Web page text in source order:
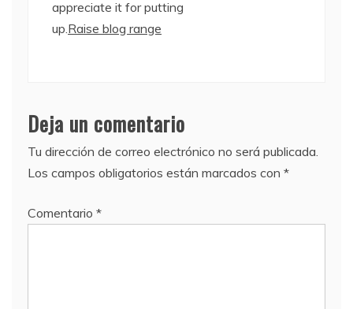
appreciate it for putting
up. Raise blog range
Deja un comentario
Tu dirección de correo electrónico no será publicada.
Los campos obligatorios están marcados con *
Comentario *